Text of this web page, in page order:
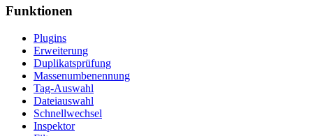
Funktionen
Plugins
Erweiterung
Duplikatsprüfung
Massenumbenennung
Tag-Auswahl
Dateiauswahl
Schnellwechsel
Inspektor